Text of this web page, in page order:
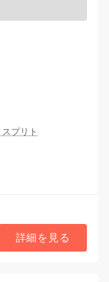
スプリト
詳細を見る